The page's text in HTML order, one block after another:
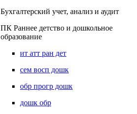
Бухгалтерский учет, анализ и аудит
ПК Раннее детство и дошкольное
образование
ит атт ран дет
сем восп дошк
обр прогр дошк
дошк обр